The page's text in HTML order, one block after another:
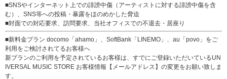
■SNSやインターネット上での誹謗中傷（アーティストに対する誹謗中傷を含
む）、SNS等への投稿・暴露をほのめかした脅迫
■対面での対応要求、訪問要求、当社オフィスでの不退去・居座り
■新料金プラン docomo「ahamo」、SoftBank「LINEMO」、au「povo」をご
利用をご検討されてるお客様へ
新プランのご利用を予定されているお客様は、すでにご登録いただいているUN
IVERSAL MUSIC STORE お客様情報【メールアドレス】の変更をお願い致しま
す。